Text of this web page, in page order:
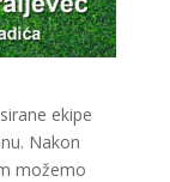
ekipe
Nakon
možemo